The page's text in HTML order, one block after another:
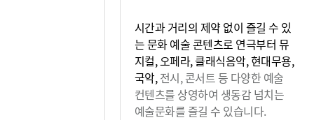
시간과 거리의 제약 없이 즐길 수 있
는 문화 예술 콘텐츠로 연극부터 뮤
지컬, 오페라, 클래식음악, 현대무용,
국악,전시, 콘서트 등 다양한 예술
컨텐츠를 상영하여 생동감 넘치는
예술문화를 즐길 수 있습니다.